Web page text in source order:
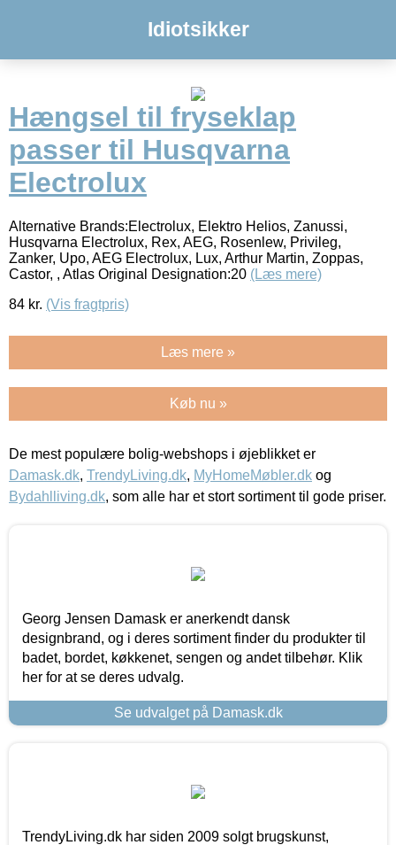
Idiotsikker
Hængsel til fryseklap
passer til Husqvarna
Electrolux
Alternative Brands:Electrolux, Elektro Helios, Zanussi,
Husqvarna Electrolux, Rex, AEG, Rosenlew, Privileg,
Zanker, Upo, AEG Electrolux, Lux, Arthur Martin, Zoppas,
Castor, , Atlas Original Designation:20 (Læs mere)
84 kr. (Vis fragtpris)
Læs mere »
Køb nu »
De mest populære bolig-webshops i øjeblikket er
Damask.dk, TrendyLiving.dk, MyHomeMøbler.dk og
Bydahlliving.dk, som alle har et stort sortiment til gode priser.
Georg Jensen Damask er anerkendt dansk
designbrand, og i deres sortiment finder du produkter til
badet, bordet, køkkenet, sengen og andet tilbehør. Klik
her for at se deres udvalg.
Se udvalget på Damask.dk
TrendyLiving.dk har siden 2009 solgt brugskunst,